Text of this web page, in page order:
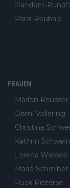
Flandern-
Paris-Roubaix
FRAUEN
Marlen Reusser
Demi Vollering
Christina
Kathrin
Lorena Wiebes
Marie Schreiber
Puck Pieterse